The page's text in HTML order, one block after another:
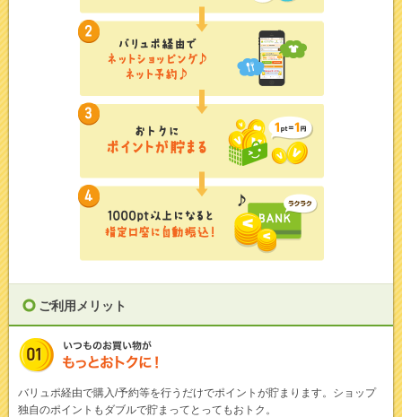
ご利用メリット
バリュポ経由で購入/予約等を行うだけでポイントが貯まります。ショップ
独自のポイントもダブルで貯まってとってもおトク。